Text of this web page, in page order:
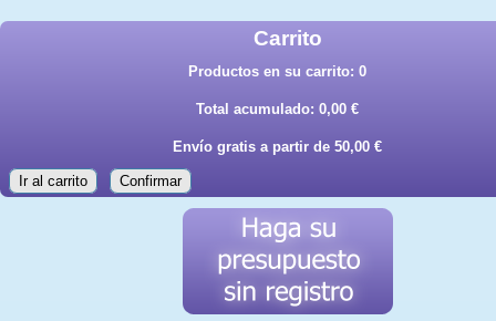
Carrito
Productos en su carrito: 0
Total acumulado: 0,00 €
Envío gratis a partir de 50,00 €
Ir al carrito Confirmar